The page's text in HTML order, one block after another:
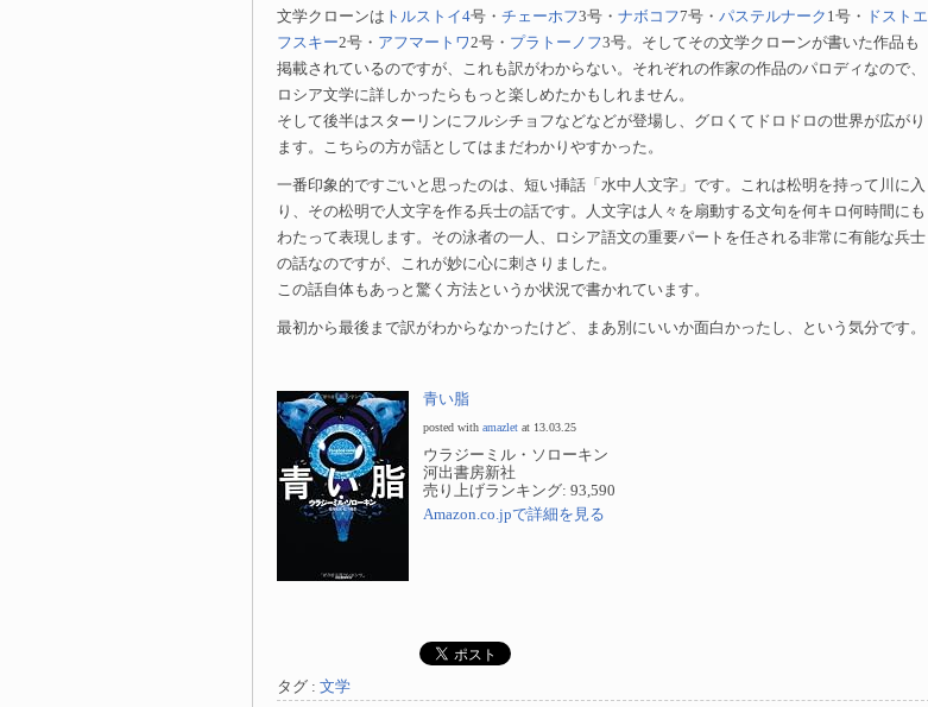
文学クローンは トルストイ4号・ チェーホフ3号・ ナボコフ7号・ パステルナーク 1号・
ドストエ
フスキー2号・ アフマートワ2号・ プラトーノフ3号。そしてその文学クローンが書いた作品も
掲載されているのですが、これも訳がわからない。それぞれの作家の作品のパロディなので、
ロシア文学に詳しかったらもっと楽しめたかもしれません。
そして後半はスターリンにフルシチョフなどなどが登場し、グロくてドロドロの世界が広がり
ます。こちらの方が話としてはまだわかりやすかった。
一番印象的ですごいと思ったのは、短い挿話「水中人文字」です。これは松明を持って川に入
り、その松明で人文字を作る兵士の話です。人文字は人々を扇動する文句を何キロ何時間にも
わたって表現します。その泳者の一人、ロシア語文の重要パートを任される非常に有能な兵士
の話なのですが、これが妙に心に刺さりました。
この話自体もあっと驚く方法というか状況で書かれています。
最初から最後まで訳がわからなかったけど、まあ別にいいか面白かったし、という気分です。
青い脂
posted with amazlet at 13.03.25
ウラジーミル・ソローキン
河出書房新社
売り上げランキング: 93,590
Amazon.co.jpで詳細を見る
タグ : 文学